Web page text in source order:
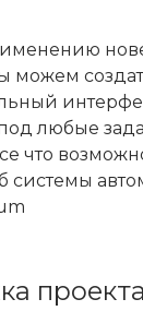
можем
любые
что
системы
проекта